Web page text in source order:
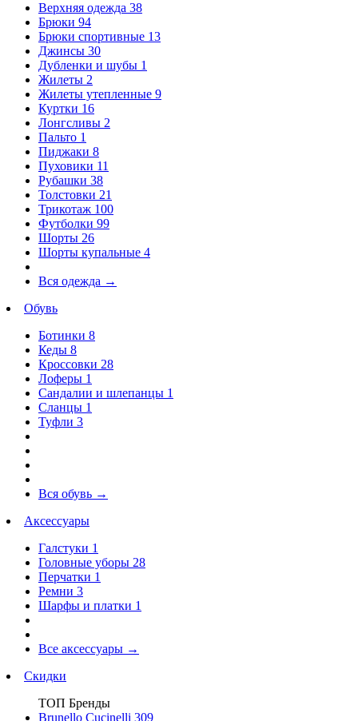
Верхняя одежда 38
Брюки 94
Брюки спортивные 13
Джинсы 30
Дубленки и шубы 1
Жилеты 2
Жилеты утепленные 9
Куртки 16
Лонгсливы 2
Пальто 1
Пиджаки 8
Пуховики 11
Рубашки 38
Толстовки 21
Трикотаж 100
Футболки 99
Шорты 26
Шорты купальные 4
Вся одежда →
Обувь
Ботинки 8
Кеды 8
Кроссовки 28
Лоферы 1
Сандалии и шлепанцы 1
Сланцы 1
Туфли 3
Вся обувь →
Аксессуары
Галстуки 1
Головные уборы 28
Перчатки 1
Ремни 3
Шарфы и платки 1
Все аксессуары →
Скидки
ТОП Бренды
Brunello Cucinelli 309